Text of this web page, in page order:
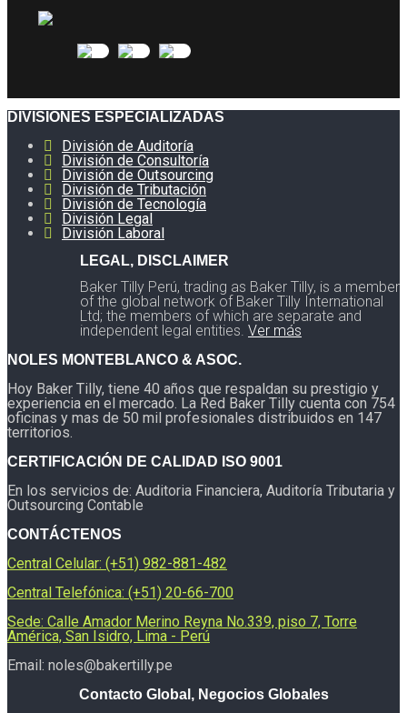
DIVISIONES ESPECIALIZADAS
División de Auditoría
División de Consultoría
División de Outsourcing
División de Tributación
División de Tecnología
División Legal
División Laboral
LEGAL, DISCLAIMER
Baker Tilly Perú, trading as Baker Tilly, is a member
of the global network of Baker Tilly International
Ltd; the members of which are separate and
independent legal entities. Ver más
NOLES MONTEBLANCO & ASOC.
Hoy Baker Tilly, tiene 40 años que respaldan su prestigio y
experiencia en el mercado. La Red Baker Tilly cuenta con 754
oficinas y mas de 50 mil profesionales distribuidos en 147
territorios.
CERTIFICACIÓN DE CALIDAD ISO 9001
En los servicios de: Auditoria Financiera, Auditoría Tributaria y
Outsourcing Contable
CONTÁCTENOS
Central Celular: (+51) 982-881-482
Central Telefónica: (+51) 20-66-700
Sede: Calle Amador Merino Reyna No.339, piso 7, Torre
América, San Isidro, Lima - Perú
Email: noles@bakertilly.pe
Contacto Global, Negocios Globales